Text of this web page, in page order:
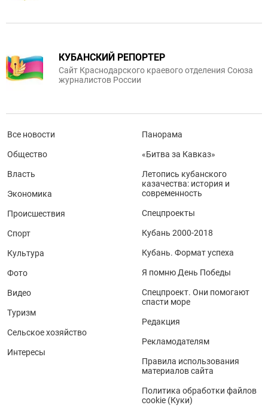
КУБАНСКИЙ РЕПОРТЕР
Сайт Краснодарского краевого отделения Союза
журналистов России
Все новости
Общество
Власть
Экономика
Происшествия
Спорт
Культура
Фото
Видео
Туризм
Сельское хозяйство
Интересы
Панорама
«Битва за Кавказ»
Летопись кубанского
казачества: история и
современность
Спецпроекты
Кубань 2000-2018
Кубань. Формат успеха
Я помню День Победы
Спецпроект. Они помогают
спасти море
Редакция
Рекламодателям
Правила использования
материалов сайта
Политика обработки файлов
cookie (Куки)